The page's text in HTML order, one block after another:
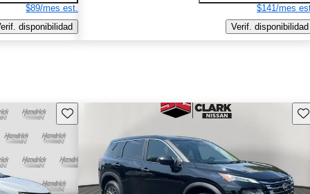
$89/mes est.
disponibilidad
$141/mes
Verif. disponibilidad
Guarda este Aviso